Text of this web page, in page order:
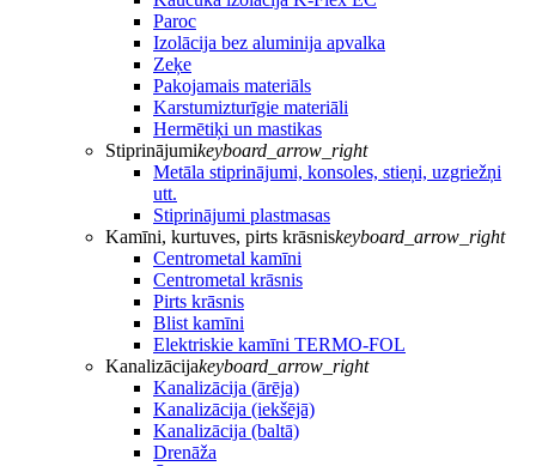
Paroc
Izolācija bez aluminija apvalka
Zeķe
Pakojamais materiāls
Karstumizturīgie materiāli
Hermētiķi un mastikas
Stiprinājumikeyboard_arrow_right
Metāla stiprinājumi, konsoles, stieņi, uzgriežņi
utt.
Stiprinājumi plastmasas
Kamīni, kurtuves, pirts krāsniskeyboard_arrow_right
Centrometal kamīni
Centrometal krāsnis
Pirts krāsnis
Blist kamīni
Elektriskie kamīni TERMO-FOL
Kanalizācijakeyboard_arrow_right
Kanalizācija (ārēja)
Kanalizācija (iekšējā)
Kanalizācija (baltā)
Drenāža